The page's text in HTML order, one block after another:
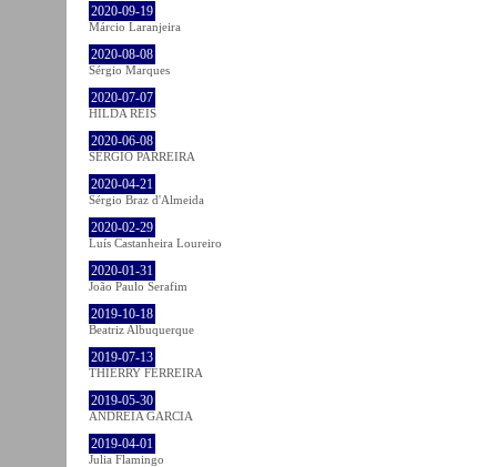
2020-09-19
Márcio Laranjeira
2020-08-08
Sérgio Marques
2020-07-07
HILDA REIS
2020-06-08
SÉRGIO PARREIRA
2020-04-21
Sérgio Braz d'Almeida
2020-02-29
Luís Castanheira Loureiro
2020-01-31
João Paulo Serafim
2019-10-18
Beatriz Albuquerque
2019-07-13
THIERRY FERREIRA
2019-05-30
ANDREIA GARCIA
2019-04-01
Julia Flamingo